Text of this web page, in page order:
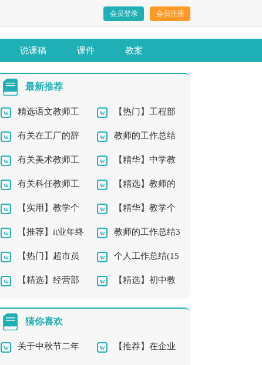
会员登录 会员注册
说课稿 课件 教案
最新推荐
精选语文教师工
作总结9篇
【热门】工程部
年终工作总结4篇
有关在工厂的辞
职报告4篇
教师的工作总结
集锦10篇
有关美术教师工
作总结四篇
【精华】中学教
师工作总结9篇
有关科任教师工
作总结4篇
【精选】教师的
工作总结四篇
【实用】教学个
人工作总结4篇
【精华】教学个
人工作总结3篇
【推荐】it业年终
工作总结四篇
教师的工作总结3
篇
【热门】超市员
工辞职报告
个人工作总结(15
篇)
【精选】经营部 【精选】初中教
猜你喜欢
关于中秋节二年 【推荐】在企业